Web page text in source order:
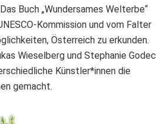
Buch „Wundersames Welterbe“
Kommission und vom Falter
Österreich zu erkunden.
Wieselberg und Stephanie Godec
Künstler*innen die
gemacht.